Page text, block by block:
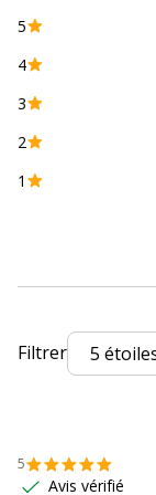
Code barre maitre
Référence produit
détaillée du
produit
Consommables
inclus
5
4
3
2
1
Filtrer
5
Avis vérifié